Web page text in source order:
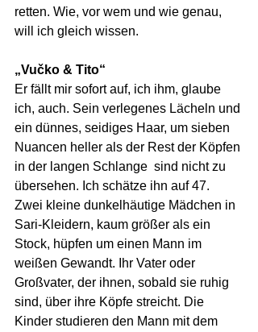
retten. Wie, vor wem und wie genau,
will ich gleich wissen.
„Vučko & Tito“
Er fällt mir sofort auf, ich ihm, glaube
ich, auch. Sein verlegenes Lächeln und
ein dünnes, seidiges Haar, um sieben
Nuancen heller als der Rest der Köpfen
in der langen Schlange  sind nicht zu
übersehen. Ich schätze ihn auf 47.
Zwei kleine dunkelhäutige Mädchen in
Sari-Kleidern, kaum größer als ein
Stock, hüpfen um einen Mann im
weißen Gewandt. Ihr Vater oder
Großvater, der ihnen, sobald sie ruhig
sind, über ihre Köpfe streicht. Die
Kinder studieren den Mann mit dem